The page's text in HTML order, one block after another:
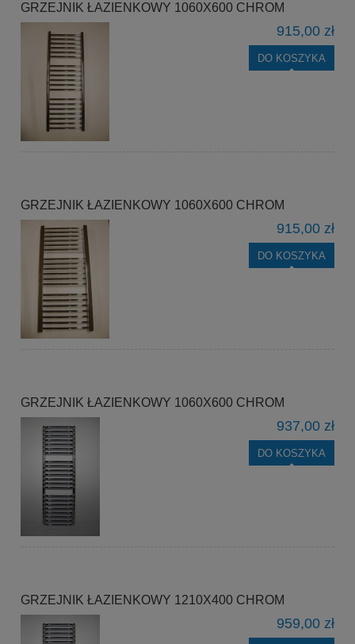
GRZEJNIK ŁAZIENKOWY 1060X600 CHROM
915,00 zł
DO KOSZYKA
GRZEJNIK ŁAZIENKOWY 1060X600 CHROM
915,00 zł
DO KOSZYKA
GRZEJNIK ŁAZIENKOWY 1060X600 CHROM
937,00 zł
DO KOSZYKA
GRZEJNIK ŁAZIENKOWY 1210X400 CHROM
959,00 zł